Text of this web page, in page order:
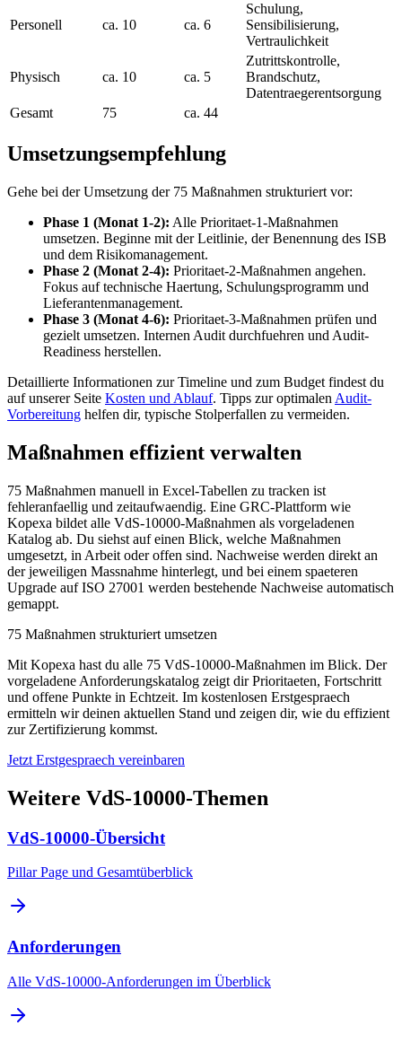
Personell ca. 10 ca. 6
Schulung,
Sensibilisierung,
Vertraulichkeit
Physisch ca. 10 ca. 5
Zutrittskontrolle,
Brandschutz,
Datentraegerentsorgung
Gesamt
75 ca. 44
Umsetzungsempfehlung
Gehe bei der Umsetzung der 75 Maßnahmen strukturiert vor:
Phase 1 (Monat 1-2): Alle Prioritaet-1-Maßnahmen
umsetzen. Beginne mit der Leitlinie, der Benennung des ISB
und dem Risikomanagement.
Phase 2 (Monat 2-4): Prioritaet-2-Maßnahmen angehen.
Fokus auf technische Haertung, Schulungsprogramm und
Lieferantenmanagement.
Phase 3 (Monat 4-6): Prioritaet-3-Maßnahmen prüfen und
gezielt umsetzen. Internen Audit durchfuehren und Audit-
Readiness herstellen.
Detaillierte Informationen zur Timeline und zum Budget findest du
auf unserer Seite Kosten und Ablauf. Tipps zur optimalen Audit-
Vorbereitung helfen dir, typische Stolperfallen zu vermeiden.
Maßnahmen effizient verwalten
75 Maßnahmen manuell in Excel-Tabellen zu tracken ist
fehleranfaellig und zeitaufwaendig. Eine GRC-Plattform wie
Kopexa bildet alle VdS-10000-Maßnahmen als vorgeladenen
Katalog ab. Du siehst auf einen Blick, welche Maßnahmen
umgesetzt, in Arbeit oder offen sind. Nachweise werden direkt an
der jeweiligen Massnahme hinterlegt, und bei einem spaeteren
Upgrade auf ISO 27001 werden bestehende Nachweise automatisch
gemappt.
75 Maßnahmen strukturiert umsetzen
Mit Kopexa hast du alle 75 VdS-10000-Maßnahmen im Blick. Der
vorgeladene Anforderungskatalog zeigt dir Prioritaeten, Fortschritt
und offene Punkte in Echtzeit. Im kostenlosen Erstgespraech
ermitteln wir deinen aktuellen Stand und zeigen dir, wie du effizient
zur Zertifizierung kommst.
Jetzt Erstgespraech vereinbaren
Weitere VdS-10000-Themen
VdS-10000-Übersicht
Pillar Page und Gesamtüberblick
Anforderungen
Alle VdS-10000-Anforderungen im Überblick